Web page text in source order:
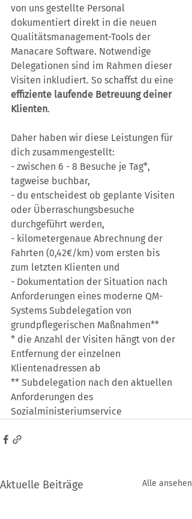
von uns gestellte Personal
dokumentiert direkt in die neuen
Qualitätsmanagement-Tools der
Manacare Software. Notwendige
Delegationen sind im Rahmen dieser
Visiten inkludiert. So schaffst du eine
effiziente laufende Betreuung deiner
Klienten.
Daher haben wir diese Leistungen für
dich zusammengestellt:
- zwischen 6 - 8 Besuche je Tag*,
tagweise buchbar,
- du entscheidest ob geplante Visiten
oder Überraschungsbesuche
durchgeführt werden,
- kilometergenaue Abrechnung der
Fahrten (0,42€/km) vom ersten bis
zum letzten Klienten und
- Dokumentation der Situation nach
Anforderungen eines moderne QM-
Systems Subdelegation von
grundpflegerischen Maßnahmen**
* die Anzahl der Visiten hängt von der
Entfernung der einzelnen
Klientenadressen ab
** Subdelegation nach den aktuellen
Anforderungen des
Sozialministeriumservice
Aktuelle Beiträge Alle ansehen